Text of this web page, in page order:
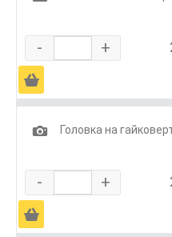
- +
Ä
1
Головка на
- +
Ä